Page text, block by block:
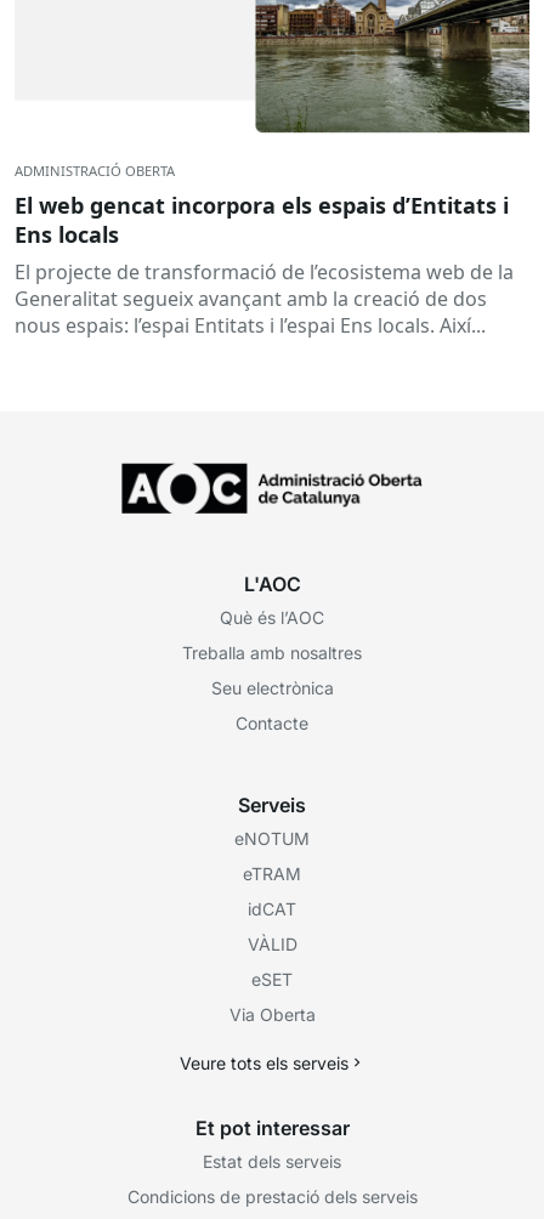
ADMINISTRACIÓ OBERTA
El web gencat incorpora els espais d’Entitats i
Ens locals
El projecte de transformació de l’ecosistema web de la
Generalitat segueix avançant amb la creació de dos
nous espais: l’espai Entitats i l’espai Ens locals. Així...
L'AOC
Què és l’AOC
Treballa amb nosaltres
Seu electrònica
Contacte
Serveis
eNOTUM
eTRAM
idCAT
VÀLID
eSET
Via Oberta
Veure tots els serveis
Et pot interessar
Estat dels serveis
Condicions de prestació dels serveis